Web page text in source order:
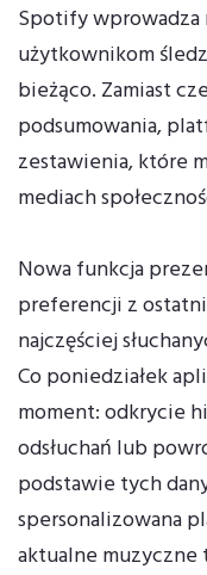
Spotify wprowadza
użytkownikom
bieżąco. Zamiast
podsumowania,
zestawienia, które
mediach
Nowa funkcja
preferencji z
najczęściej
Co poniedziałek
moment: odkrycie
odsłuchań lub
podstawie tych
spersonalizowana
aktualne